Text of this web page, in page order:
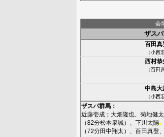
会
ザス
百田真
（小西
西村恭
（百田
中島大
（小西
ザスパ群馬 ：
近藤壱成 ； 大畑隆也 菊地健太
（82分松本皐誠）、 下川太陽■
（72分田中翔太）、 百田真登